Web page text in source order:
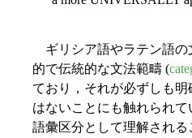
ギリシア語やラテン語の
的で伝統的な文法範疇 (
ており，それが必ずしも
はないことにも触れられ
語彙区分として理解され